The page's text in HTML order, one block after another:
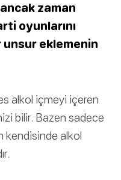
zaman
oyunlarını
eklemenin
alkol içmeyi içeren
bilir. Bazen sadece
kendisinde alkol